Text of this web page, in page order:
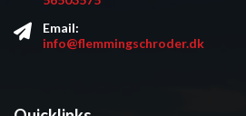
Email:
info@flemmingschroder.dk